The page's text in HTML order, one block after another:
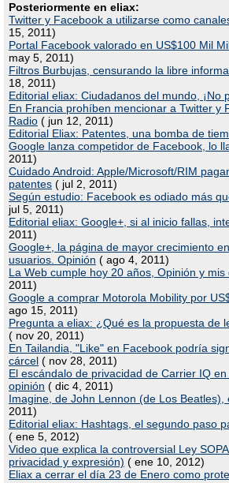
Posteriormente en eliax:
Twitter y Facebook a utilizarse como
15, 2011)
Portal Facebook valorado en US$100 Mil
may 5, 2011)
Filtros Burbujas, censurando la libre
18, 2011)
Editorial eliax: Ciudadanos del mundo, ¡No
En Francia prohíben mencionar a Twitter y
Radio ( jun 12, 2011)
Editorial Eliax: Patentes, una bomba de
Google lanza competidor de Facebook, lo
2011)
Cuidado Android: Apple/Microsoft/RIM
patentes ( jul 2, 2011)
Según estudio: Facebook es odiado más
jul 5, 2011)
Editorial eliax: Google+, si al inicio fallas,
2011)
Google+, la página de mayor crecimiento
usuarios. Opinión ( ago 4, 2011)
La Web cumple hoy 20 años, Opinión y mis
2011)
Google a comprar Motorola Mobility por
ago 15, 2011)
Pregunta a eliax: ¿Qué es la propuesta de
( nov 20, 2011)
En Tailandia, "Like" en Facebook podría
cárcel ( nov 28, 2011)
El escándalo de privacidad de Carrier IQ
opinión ( dic 4, 2011)
Imagine, de John Lennon (de Los Beatles),
2011)
Editorial eliax: Hashtags, el segundo paso
( ene 5, 2012)
Video que explica la controversial Ley
privacidad y expresión) ( ene 10, 2012)
Eliax a cerrar el día 23 de Enero como